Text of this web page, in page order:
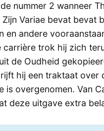
nummer 2 wanneer
Zijn Variae bevat bevat
en andere
trok hij zich
de Oudheid
hij een traktaat over
overgenomen. Van
deze uitgave extra